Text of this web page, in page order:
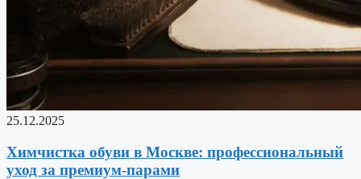
25.12.2025
Химчистка обуви в Москве: профессиональный
уход за премиум-парами